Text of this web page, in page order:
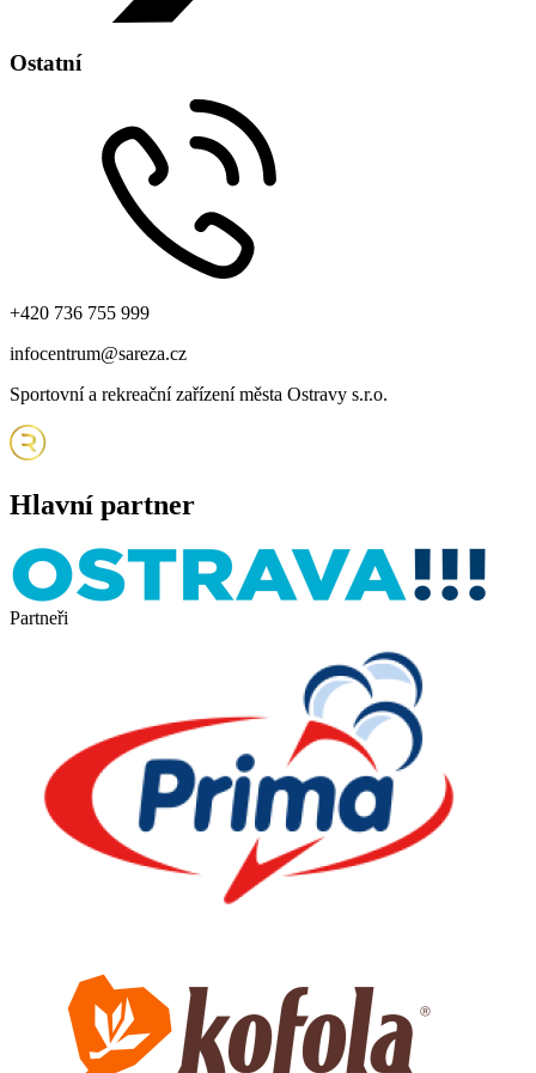
Ostatní
+420 736 755 999
infocentrum@sareza.cz
Sportovní a rekreační zařízení města Ostravy s.r.o.
Hlavní partner
Partneři